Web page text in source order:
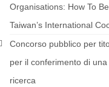
Organisations: How To
Taiwan’s International
Concorso pubblico per
per il conferimento di
ricerca